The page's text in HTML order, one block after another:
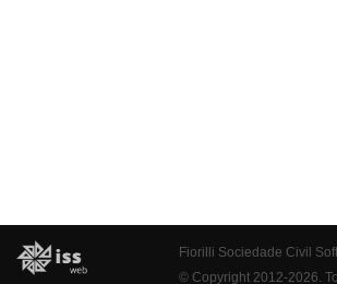
Fiorilli Sociedade Civil
© Copyright 2012-2026.